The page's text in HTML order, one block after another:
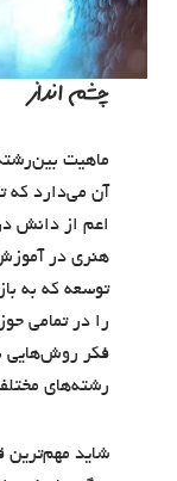
چشم انداز
ماهیت
آن می‌دارد که
اعم از دانش
هنری در آموزش
توسعه که به
را در تمامی
فکر روش‌هایی
رشته‌های
شاید مهم‌ترین